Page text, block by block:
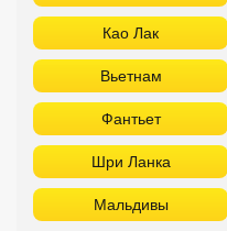
Као Лак
Вьетнам
Фантьет
Шри Ланка
Мальдивы